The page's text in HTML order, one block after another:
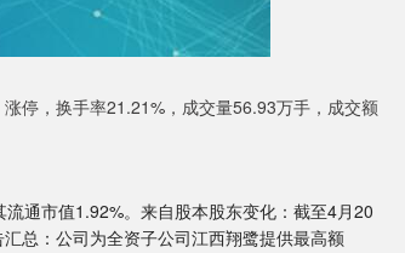
停，换手率21.21%，成交量56.93万手，成交额
通市值1.92%。来自股本股东变化：截至4月20
总：公司为全资子公司江西翔鹭提供最高额
14311.01 200.89